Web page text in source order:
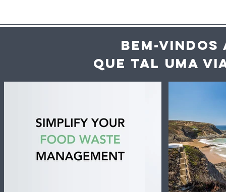
Inteligência artificial
ajuda hotéis e
restaurantes a reduzir
desperdício alimentar
O
destino
BEM-VINDOS
QUE TAL UMA